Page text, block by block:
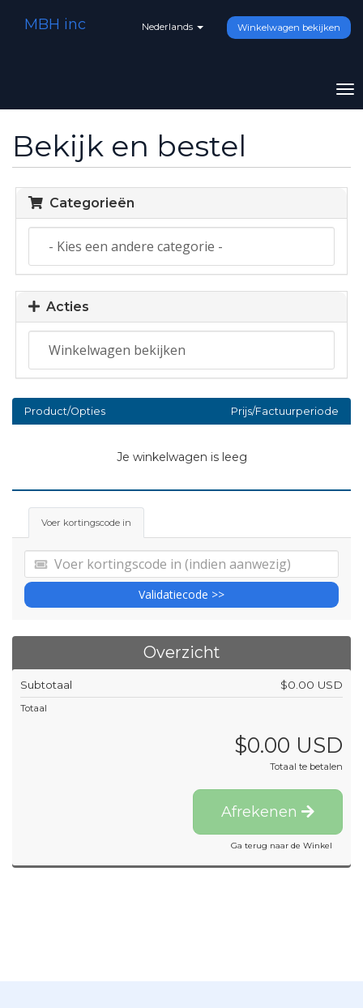
Nederlands Winkelwagen bekijken
MBH inc
Bekijk en bestel
Categorieën
Acties
Product/Opties Prijs/Factuurperiode
Je winkelwagen is leeg
Voer kortingscode in
Validatiecode >>
Overzicht
Subtotaal $0.00 USD
Totaal
$0.00 USD
Totaal te betalen
Afrekenen
Ga terug naar de Winkel